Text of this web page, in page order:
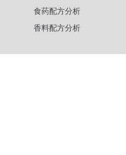
食药配方分析
香料配方分析